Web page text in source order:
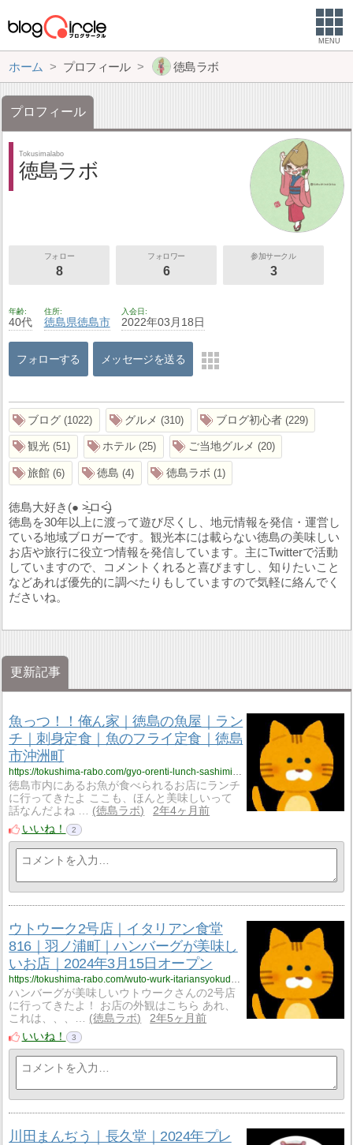
MENU
ホーム プロフィール 徳島ラボ
プロフィール
Tokusimalabo
徳島ラボ
フォロー
8
フォロワー
6
参加サークル
3
年齢
40代
住所
徳島県徳島市
入会日
2022年03月18日
フォローする メッセージを送る
ブログ 1022 グルメ 310 ブログ初心者 229
観光 51 ホテル 25 ご当地グルメ 20
旅館 6 徳島 4 徳島ラボ 1
徳島大好き(● ˃̶͈̀ロ˂̶͈́)
徳島を30年以上に渡って遊び尽くし、地元情報を発信・運営し
ている地域ブロガーです。観光本には載らない徳島の美味しい
お店や旅行に役立つ情報を発信しています。主にTwitterで活動
していますので、コメントくれると喜びますし、知りたいこと
などあれば優先的に調べたりもしていますので気軽に絡んでく
ださいね。
更新記事
魚っつ！！俺ん家｜徳島の魚屋｜ラン
チ｜刺身定食｜魚のフライ定食｜徳島
市沖洲町
https://tokushima-rabo.com/gyo-orenti-lunch-sashimi-teisyoku/?utm_source=rss&utm_medium=rss&utm_campaign=gyo-orenti-lunch-sashimi-teisyoku
徳島市内にあるお魚が食べられるお店にランチ
に行ってきたよ ここも、ほんと美味しいって
話なんだよね …
徳島ラボ
2年4ヶ月前
いいね！
2
ウトウーク2号店｜イタリアン食堂
816｜羽ノ浦町｜ハンバーグが美味し
いお店｜2024年3月15日オープン
https://tokushima-rabo.com/wuto-wurk-itariansyokudo816-hanouratyou/?utm_source=rss&utm_medium=rss&utm_campaign=wuto-wurk-itariansyokudo816-hanouratyou
ハンバーグが美味しいウトウークさんの2号店
に行ってきたよ！ お店の外観はこちら あれ、
これは、、、…
徳島ラボ
2年5ヶ月前
いいね！
3
川田まんぢう｜長久堂｜2024年プレ